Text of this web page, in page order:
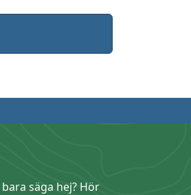
säga hej? Hör